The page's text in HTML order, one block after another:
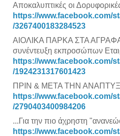
Αποκαλυπτικές οι
https://www.facebook.com/
/3267400183284523
ΑΙΟΛΙΚΑ ΠΑΡΚΑ ΣΤΑ ΑΓΡΑΦΑ
συνέντευξη εκπροσώπων
https://www.facebook.com/
/1924231317601423
ΠΡΙΝ & ΜΕΤΑ ΤΗΝ
https://www.facebook.com/
/2790403400984206
...Για την πιο άχρηστη
https://www.facebook.com/